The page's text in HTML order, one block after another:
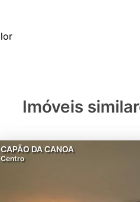
Imóveis
CAPÃO DA CANOA
Centro